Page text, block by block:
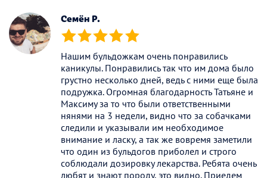
Семён Р.
(*) (*) (*) (*) (*)
Нашим бульдожкам очень понравились
каникулы. Понравились так что им дома было
грустно несколько дней, ведь с ними еще была
подружка. Огромная благодарность Татьяне и
Максиму за то что были ответственными
нянями на 3 недели, видно что за собачками
следили и указывали им необходимое
внимание и ласку, а так же вовремя заметили
что один из бульдогов приболел и строго
соблюдали дозировку лекарства. Ребята очень
любят и знают породу, это видно. Приедем